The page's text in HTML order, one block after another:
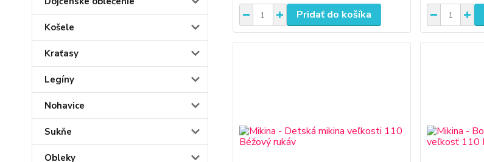
Košele
Kraťasy
Legíny
Nohavice
Sukňe
Obleky
Pridať do košíka